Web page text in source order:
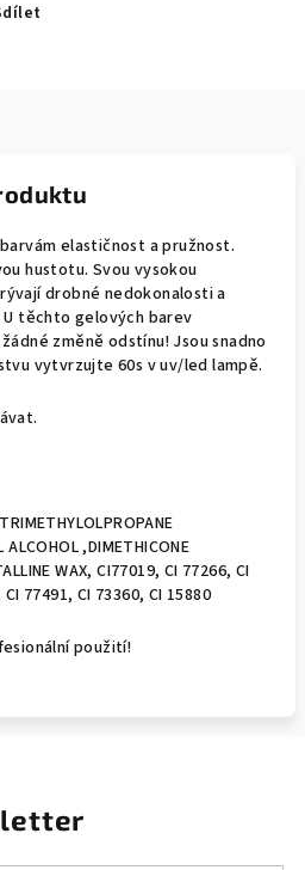
elastičnost a pružnost.
hustotu. Svou vysokou
drobné nedokonalosti a
těchto gelových barev
změně odstínu! Jsou snadno
vytvrzujte 60s v uv/led lampě.
ALCOHOL ,DIMETHICONE
WAX, CI77019, CI 77266, CI
77491, CI 73360, CI 15880
použití!